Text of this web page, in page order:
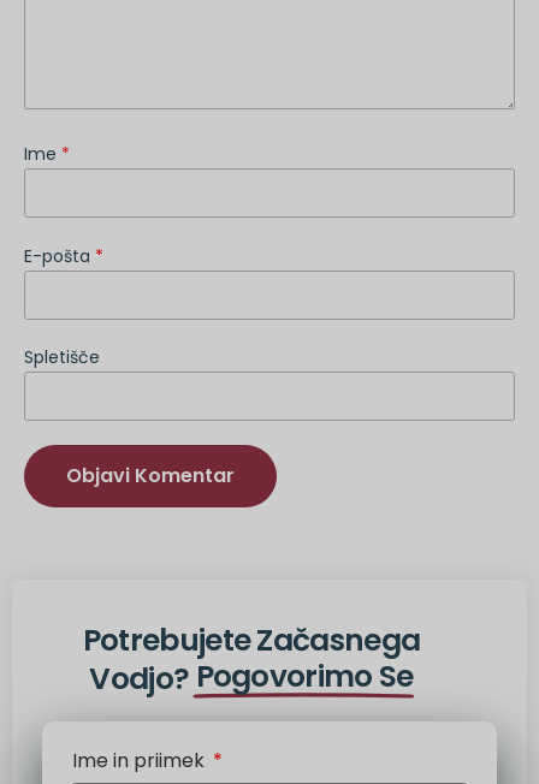
Ime *
E-pošta *
Spletišče
Potrebujete Začasnega
Vodjo? Pogovorimo Se
Ime in priimek